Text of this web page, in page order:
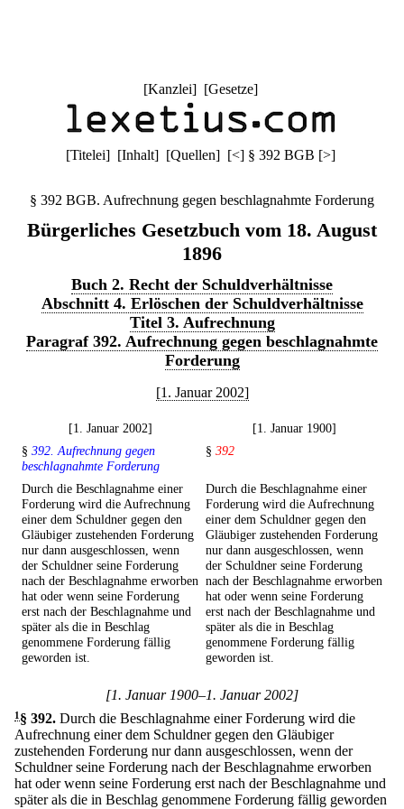
[Kanzlei] [Gesetze]
[Titelei] [Inhalt] [Quellen] [<] § 392 BGB [>]
§ 392 BGB. Aufrechnung gegen beschlagnahmte Forderung
Bürgerliches Gesetzbuch vom 18. August
1896
Buch 2. Recht der Schuldverhältnisse
Abschnitt 4. Erlöschen der Schuldverhältnisse
Titel 3. Aufrechnung
Paragraf 392. Aufrechnung gegen beschlagnahmte
Forderung
[1. Januar 2002]
[1. Januar 2002]
[1. Januar 1900]
§ 392. Aufrechnung gegen
beschlagnahmte Forderung
§ 392
Durch die Beschlagnahme einer
Forderung wird die Aufrechnung
einer dem Schuldner gegen den
Gläubiger zustehenden Forderung
nur dann ausgeschlossen, wenn
der Schuldner seine Forderung
nach der Beschlagnahme erworben
hat oder wenn seine Forderung
erst nach der Beschlagnahme und
später als die in Beschlag
genommene Forderung fällig
geworden ist.
Durch die Beschlagnahme einer
Forderung wird die Aufrechnung
einer dem Schuldner gegen den
Gläubiger zustehenden Forderung
nur dann ausgeschlossen, wenn
der Schuldner seine Forderung
nach der Beschlagnahme erworben
hat oder wenn seine Forderung
erst nach der Beschlagnahme und
später als die in Beschlag
genommene Forderung fällig
geworden ist.
[1. Januar 1900–1. Januar 2002]
1§ 392. Durch die Beschlagnahme einer Forderung wird die
Aufrechnung einer dem Schuldner gegen den Gläubiger
zustehenden Forderung nur dann ausgeschlossen, wenn der
Schuldner seine Forderung nach der Beschlagnahme erworben
hat oder wenn seine Forderung erst nach der Beschlagnahme und
später als die in Beschlag genommene Forderung fällig geworden